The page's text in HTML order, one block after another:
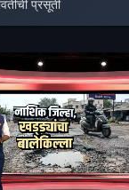
प्रसूती